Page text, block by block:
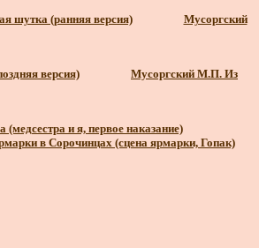
шутка (ранняя версия) Мусоргский
версия) Мусоргский М.П. Из
(медсестра и я, первое наказание)
в Сорочинцах (сцена ярмарки, Гопак)